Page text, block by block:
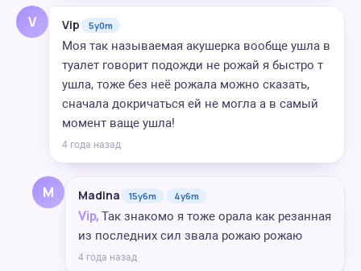
V Vip 5y0m
Моя так называемая акушерка вообще ушла в
туалет говорит подожди не рожай я быстро т
ушла, тоже без неё рожала можно сказать,
сначала докричаться ей не могла а в самый
момент ваще ушла!
4 года назад
M Madina 15y6m 4y6m
Vip, Так знакомо я тоже орала как резанная
из последних сил звала рожаю рожаю
4 года назад